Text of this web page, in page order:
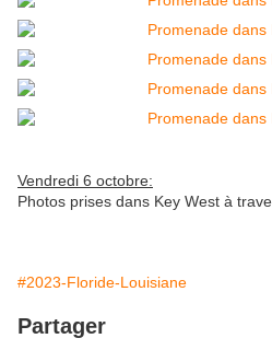
Vendredi 6 octobre:
Photos prises dans Key West à
#2023-Floride-Louisiane
Partager